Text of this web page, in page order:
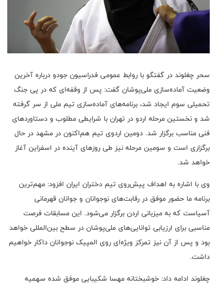
سحر چغلوند در گفتگو با روابط عمومی فدراسیون جودو درباره آخرین
وضعیت آماده‌سازی ملی‌پوشان گفت: پس از وقفه‌ای که در پی جنگ
تحمیلی سوم ایجاد شد، برنامه‌های آماده‌سازی تیم ملی از سر گرفته
شد و نخستین مرحله اردو در تهران با شرایطی مطلوب و دستاوردهای
فنی مناسب برگزار شد. دومین اردوی تیم هم‌اکنون در مشهد در حال
برگزاری است و سومین مرحله نیز طی روزهای آینده در اسفراین آغاز
خواهد شد.
وی با اشاره به اهداف پیش‌روی تیم دختران ایران افزود: مهم‌ترین
برنامه ما حضور موفق در رقابت‌های نوجوانان و جوانان قهرمانی
آسیاست که به میزبانی اردن برگزار می‌شود. این مسابقات فرصت
مناسبی برای ارزیابی توانایی‌های ملی‌پوشان در سطح بین‌المللی خواهد
بود و پس از آن نیز تمرکز ویژه‌ای روی المپیک نوجوانان داکار خواهیم
داشت.
چغلوند ادامه داد: خوشبختانه مهسا شکیبایی موفق شده سهمیه